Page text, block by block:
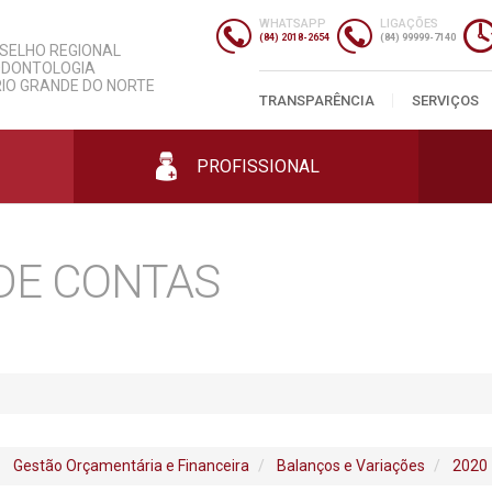
REGIONAL
GRANDE DO NORTE
WHATSAPP
(84) 2018-2654
LIGAÇÕES
(84) 99999-7140
TRANSPARÊNCIA SERVIÇOS
PROFISSIONAL
Profissionais
Entidades
Parcerias
Classificados
Contratos
Licitações
Prestação de Contas
Editais e Portarias
CONTAS
Gestão Orçamentária e Financeira Balanços e Variações 2020